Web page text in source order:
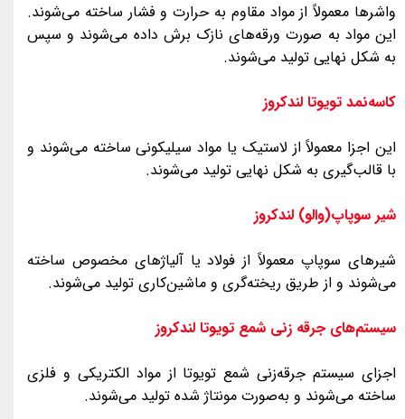
واشرها معمولاً از مواد مقاوم به حرارت و فشار ساخته می‌شوند.
این مواد به صورت ورقه‌های نازک برش داده می‌شوند و سپس
به شکل نهایی تولید می‌شوند.
کاسه‌نمد تویوتا لندکروز
این اجزا معمولاً از لاستیک یا مواد سیلیکونی ساخته می‌شوند و
با قالب‌گیری به شکل نهایی تولید می‌شوند.
شیر سوپاپ(والو) لندکروز
شیرهای سوپاپ معمولاً از فولاد یا آلیاژهای مخصوص ساخته
می‌شوند و از طریق ریخته‌گری و ماشین‌کاری تولید می‌شوند.
سیستم‌های جرقه‌ زنی شمع تویوتا لندکروز
اجزای سیستم جرقه‌زنی شمع تویوتا از مواد الکتریکی و فلزی
ساخته می‌شوند و به‌صورت مونتاژ شده تولید می‌شوند.